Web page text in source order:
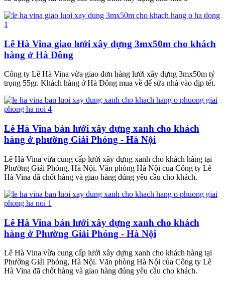
Lê Hà Vina giao lưới xây dựng 3mx50m cho khách
hàng ở Hà Đông
Công ty Lê Hà Vina vừa giao đơn hàng lưới xây dựng 3mx50m tỷ
trọng 55gr. Khách hàng ở Hà Đông mua về để sửa nhà vào dịp tết.
Lê Hà Vina bán lưới xây dựng xanh cho khách
hàng ở phường Giải Phóng - Hà Nội
Lê Hà Vina vừa cung cấp lưới xây dựng xanh cho khách hàng tại
Phường Giải Phóng, Hà Nội. Văn phòng Hà Nội của Công ty Lê
Hà Vina đã chốt hàng và giao hàng đúng yêu cầu cho khách.
Lê Hà Vina bán lưới xây dựng xanh cho khách
hàng ở Phường Giải Phóng - Hà Nội
Lê Hà Vina vừa cung cấp lưới xây dựng xanh cho khách hàng tại
Phường Giải Phóng, Hà Nội. Văn phòng Hà Nội của Công ty Lê
Hà Vina đã chốt hàng và giao hàng đúng yêu cầu cho khách.